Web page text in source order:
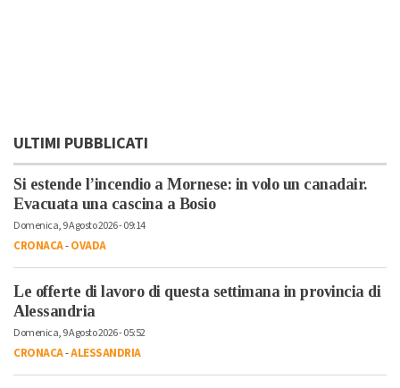
ULTIMI PUBBLICATI
Si estende l’incendio a Mornese: in volo un canadair.
Evacuata una cascina a Bosio
Domenica, 9 Agosto 2026 - 09:14
CRONACA-OVADA
Le offerte di lavoro di questa settimana in provincia di
Alessandria
Domenica, 9 Agosto 2026 - 05:52
CRONACA-ALESSANDRIA